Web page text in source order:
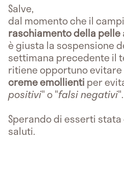
Salve,
dal momento che il
raschiamento della pelle
è giusta la sospensione
settimana precedente il
ritiene opportuno
creme emollienti per
positivi" o "falsi negativi".
Sperando di esserti
saluti.